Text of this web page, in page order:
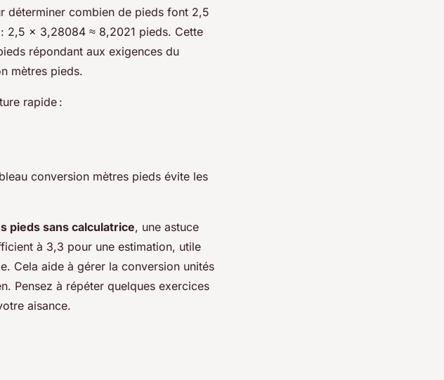
déterminer combien de pieds font 2,5
2,5 × 3,28084 ≈ 8,2021 pieds. Cette
répondant aux exigences du
mètres pieds.
rapide :
conversion mètres pieds évite les
pieds sans calculatrice, une astuce
à 3,3 pour une estimation, utile
Cela aide à gérer la conversion unités
Pensez à répéter quelques exercices
aisance.